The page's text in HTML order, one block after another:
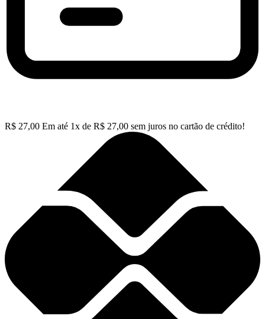
R$ 27,00 Em até 1x de R$ 27,00 sem juros no cartão de crédito!